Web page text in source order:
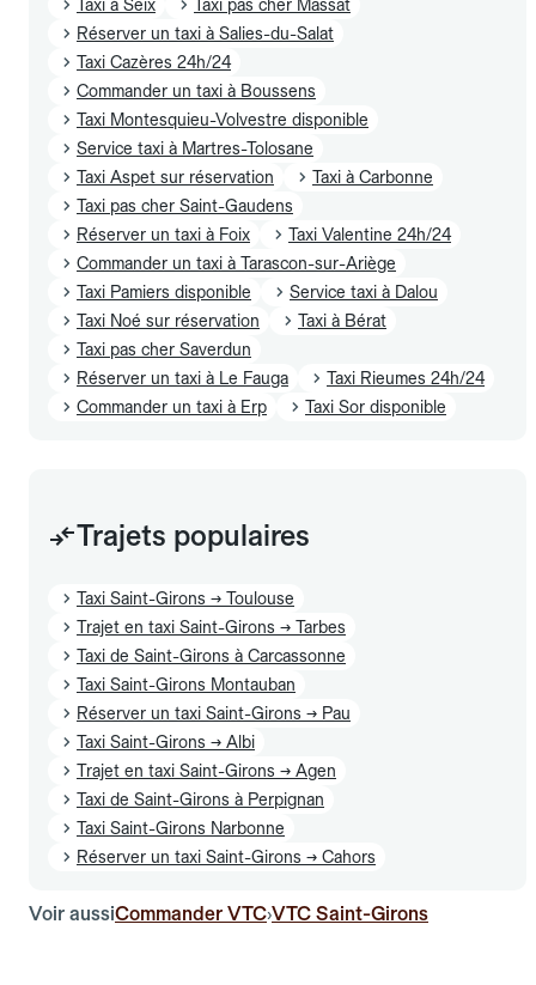
Taxi à Seix
Taxi pas cher Massat
Réserver un taxi à Salies-du-Salat
Taxi Cazères 24h/24
Commander un taxi à Boussens
Taxi Montesquieu-Volvestre disponible
Service taxi à Martres-Tolosane
Taxi Aspet sur réservation
Taxi à Carbonne
Taxi pas cher Saint-Gaudens
Réserver un taxi à Foix
Taxi Valentine 24h/24
Commander un taxi à Tarascon-sur-Ariège
Taxi Pamiers disponible
Service taxi à Dalou
Taxi Noé sur réservation
Taxi à Bérat
Taxi pas cher Saverdun
Réserver un taxi à Le Fauga
Taxi Rieumes 24h/24
Commander un taxi à Erp
Taxi Sor disponible
Trajets populaires
Taxi Saint-Girons → Toulouse
Trajet en taxi Saint-Girons → Tarbes
Taxi de Saint-Girons à Carcassonne
Taxi Saint-Girons Montauban
Réserver un taxi Saint-Girons → Pau
Taxi Saint-Girons → Albi
Trajet en taxi Saint-Girons → Agen
Taxi de Saint-Girons à Perpignan
Taxi Saint-Girons Narbonne
Réserver un taxi Saint-Girons → Cahors
Voir aussiCommander VTC›VTC Saint-Girons